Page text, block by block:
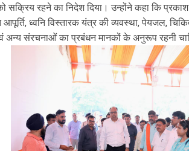
सक्रिय रहने का निदेश दिया। उन्होंने कहा कि
आपूर्ति, ध्वनि विस्तारक यंत्र की व्यवस्था, पेयजल,
एवं अन्य संरचनाओं का प्रबंधन मानकों के अनुरूप रहनी